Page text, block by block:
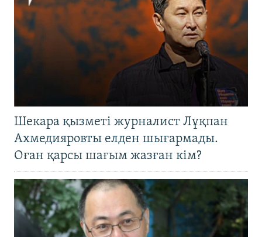
Шекара қызметі журналист Лұқпан
Ахмедияровты елден шығармады.
Оған қарсы шағым жазған кім?